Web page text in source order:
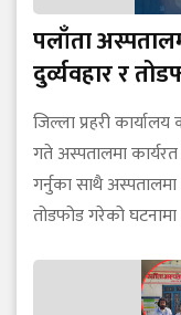
पलाँता
दुर्व्यवहार र
जिल्ला प्रहरी
गते अस्पतालमा
गर्नुका साथै
तोडफोड गरेको घटनामा